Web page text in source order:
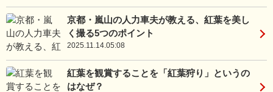
京都・嵐山の人力車夫が教える、紅葉を美し
く撮る5つのポイント
2025.11.14.05:08
紅葉を観賞することを「紅葉狩り」というの
はなぜ？